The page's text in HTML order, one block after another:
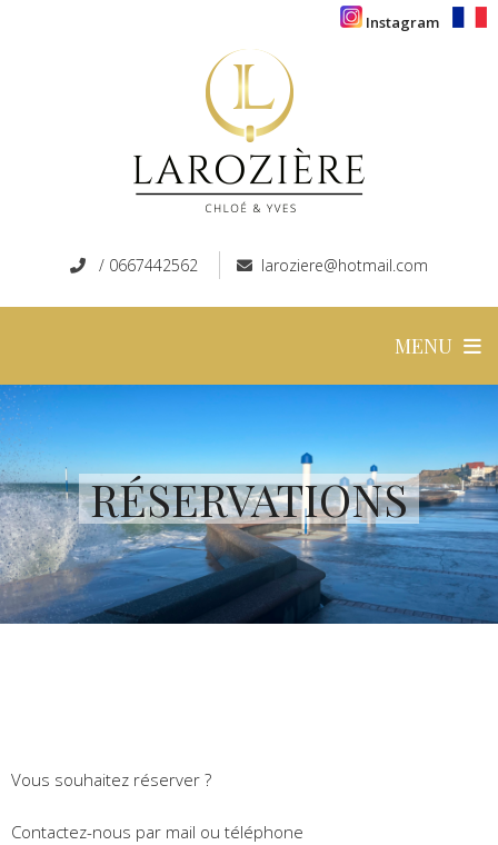
Instagram
/ 0667442562 laroziere@hotmail.com
MENU
RÉSERVATIONS
Vous souhaitez réserver ?
Contactez-nous par mail ou téléphone